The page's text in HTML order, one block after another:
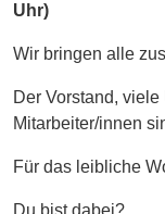
Uhr)
Wir bringen alle
Der Vorstand,
Mitarbeiter/innen
Für das leibliche